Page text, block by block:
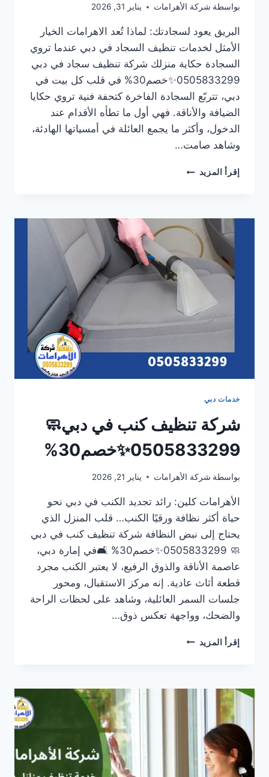
بواسطة شركة الأهرامات يناير 31, 2026
البريق يعود لسجادتك: لماذا تُعد الاهرامات الخيار
الأمثل لخدمات تنظيف السجاد في دبي عندما تروي
السجادة حكاية منزلك شركة تنظيف سجاد في دبي
0505833299✨خصم30% في قلب كل بيت في
دبي، تتربّع السجادة الفاخرة كتحفة فنية تروي حكايا
الضيافة والأناقة. فهي أول ما تطأه الأقدام عند
الدخول، وأكثر ما يجمع العائلة في أمسياتها الهادئة،
وشاهد صامت…
إقرأ المزيد شركة
دبي
0505833299✨خصم30%
خدمات دبي
شركة تنظيف كنب في دبي🧼
0505833299✨خصم30%
بواسطة شركة الأهرامات يناير 21, 2026
الأهرامات كلين: رائد تجديد الكنب في دبي نحو
حياة أكثر نظافة ورقيًا الكنب… قلب المنزل الذي
يحتاج إلى نبض النظافة شركة تنظيف كنب في دبي
🧼 0505833299✨خصم30% 🛋️في إمارة دبي،
عاصمة الأناقة والذوق الرفيع، لا يعتبر الكنب مجرد
قطعة أثاث عادية. إنه مركز الاستقبال، ومحور
جلسات السمر العائلية، وشاهد على لحظات الراحة
والضحك، وواجهة تعكس ذوق…
إقرأ المزيد شركة
دبي
🧼